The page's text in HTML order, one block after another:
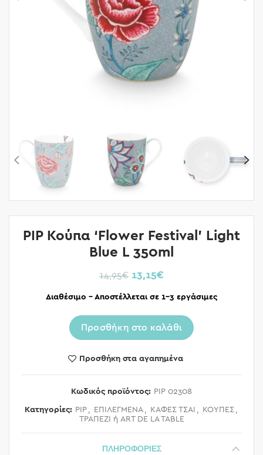
PIP Κούπα ‘Flower Festival’ Light
Blue L 350ml
14,95€ 13,15€
Διαθέσιμο – Αποστέλλεται σε 1-3 εργάσιμες
Προσθήκη στο καλάθι
Προσθήκη στα αγαπημένα
Κωδικός προϊόντος: PIP 02308
Κατηγορίες: PIP ΕΠΙΛΕΓΜΕΝΑ ΚΑΦΕΣ ΤΣΑΙ ΚΟΥΠΕΣ
ΤΡΑΠΕΖΙ ή ART DE LA TABLE
ΠΛΗΡΟΦΟΡΙΕΣ